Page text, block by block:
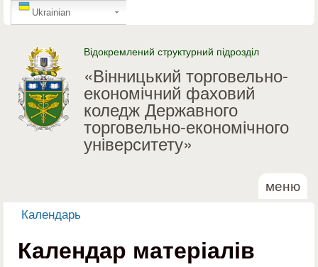
Перейти до основного
GTranslate
Ukrainian
Відокремлений структурний підрозділ
«Вінницький торговельно-
економічний фаховий
коледж Державного
торговельно-економічного
університету»
меню
Ви є тут
Календарь
Календар матеріалів